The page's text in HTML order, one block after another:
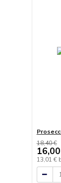
18,40 €
13,01 €